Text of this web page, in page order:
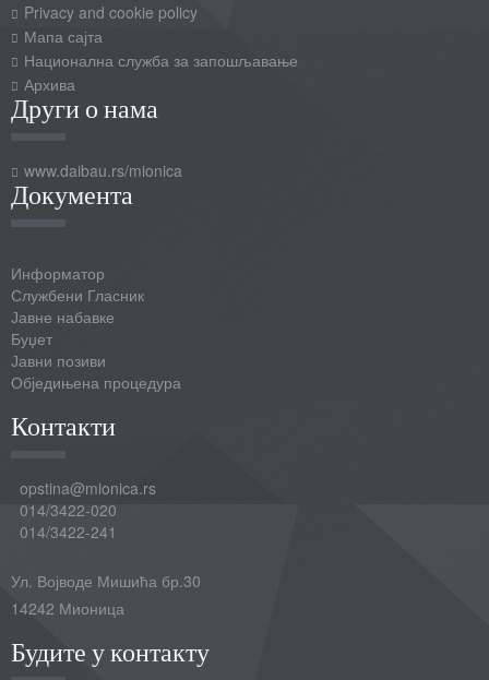
Privacy and cookie policy
Мапа сајта
Национална служба за запошљавање
Архива
Други о нама
www.daibau.rs/mionica
Документа
Информатор
Службени Гласник
Јавне набавке
Буџет
Јавни позиви
Обједињена процедура
Контакти
opstina@mionica.rs
014/3422-020
014/3422-241
Ул. Војводе Мишића бр.30
14242 Мионица
Будите у контакту